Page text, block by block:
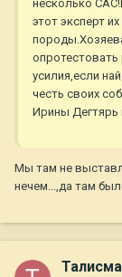
несколько
этот эксперт
опротестовать
усилия,если
честь своих
Ирины Дегтярь
Мы там не
нечем...,да там